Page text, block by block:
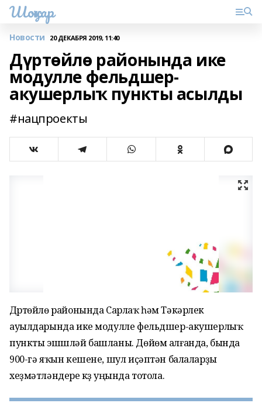
Шоңҡар
Новости 20 ДЕКАБРЯ 2019, 11:40
Дүртөйлө районында ике
модулле фельдшер-
акушерлыҡ пункты асылды
#нацпроекты
Дүртөйлө районында Сарлаҡ һәм Тәкәрлек
ауылдарында ике модулле фельдшер-акушерлыҡ
пункты эшшләй башланы. Дөйөм алғанда, бында
900-гә яҡын кешене, шул иҫәптән балаларҙы
хеҙмәтләндереү күҙ уңында тотола.